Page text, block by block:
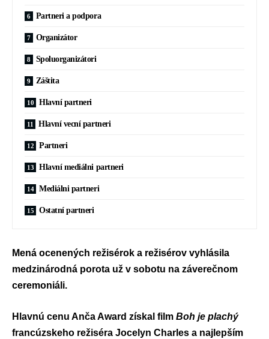
Partneri a podpora
Organizátor
Spoluorganizátori
Záštita
Hlavní partneri
Hlavní vecní partneri
Partneri
Hlavní mediálni partneri
Mediálni partneri
Ostatní partneri
Mená ocenených režisérok a režisérov vyhlásila
medzinárodná porota už v sobotu na záverečnom
ceremoniáli.
Hlavnú cenu Anča Award získal film Boh je plachý
francúzskeho režiséra Jocelyn Charles a najlepším